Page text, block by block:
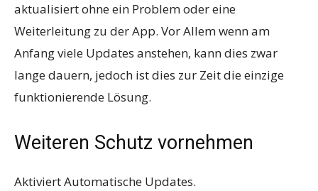
aktualisiert ohne ein Problem oder eine
Weiterleitung zu der App. Vor Allem wenn am
Anfang viele Updates anstehen, kann dies zwar
lange dauern, jedoch ist dies zur Zeit die einzige
funktionierende Lösung.
Weiteren Schutz vornehmen
Aktiviert Automatische Updates.